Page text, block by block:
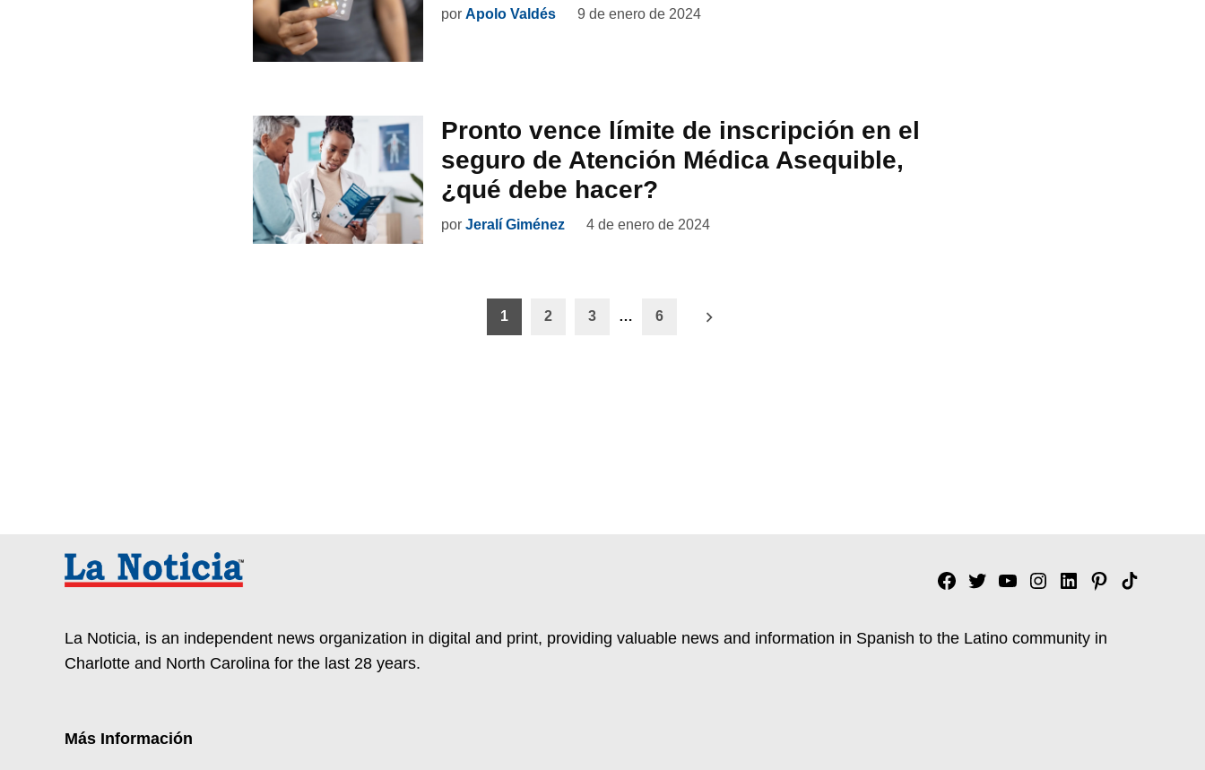
por Apolo Valdés 9 de enero de 2024
Pronto vence límite de inscripción en el
seguro de Atención Médica Asequible,
¿qué debe hacer?
por Jeralí Giménez 4 de enero de 2024
1 2 3 … 6
Facebook
TwitterYouTubeInstagram
Linkedin
Pinterest
Tik
La Noticia, is an independent news organization in digital and print, providing valuable news and information in Spanish to the Latino community in
Charlotte and North Carolina for the last 28 years.
Más Información